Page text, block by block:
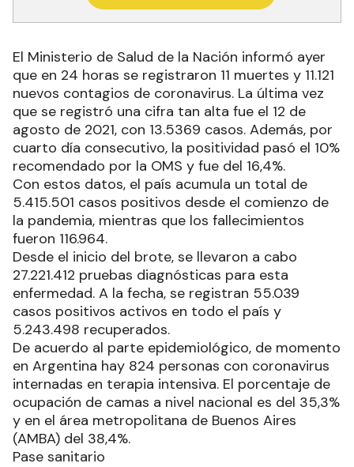
El Ministerio de Salud de la Nación informó ayer
que en 24 horas se registraron 11 muertes y 11.121
nuevos contagios de coronavirus. La última vez
que se registró una cifra tan alta fue el 12 de
agosto de 2021, con 13.5369 casos. Además, por
cuarto día consecutivo, la positividad pasó el 10%
recomendado por la OMS y fue del 16,4%.
Con estos datos, el país acumula un total de
5.415.501 casos positivos desde el comienzo de
la pandemia, mientras que los fallecimientos
fueron 116.964.
Desde el inicio del brote, se llevaron a cabo
27.221.412 pruebas diagnósticas para esta
enfermedad. A la fecha, se registran 55.039
casos positivos activos en todo el país y
5.243.498 recuperados.
De acuerdo al parte epidemiológico, de momento
en Argentina hay 824 personas con coronavirus
internadas en terapia intensiva. El porcentaje de
ocupación de camas a nivel nacional es del 35,3%
y en el área metropolitana de Buenos Aires
(AMBA) del 38,4%.
Pase sanitario